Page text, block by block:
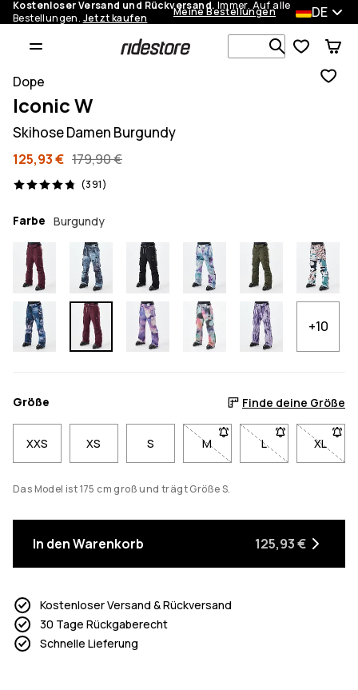
Kostenloser Versand und Rückversand. Immer. Auf alle
Bestellungen. Jetzt kaufen Meine Bestellungen DE
Dope
Iconic W
Skihose Damen Burgundy
125,93 € 179,90 €
(391)
391 Reviews, 4.8/5
Farbe Burgundy
+10
Größe Finde deine Größe
XXS XS S M- Größe M nicht verfügbar.
L- Größe L nicht
XL
-
Das Model ist 175 cm groß und trägt Größe S.
In den Warenkorb 125,93 €
Kostenloser Versand & Rückversand
30 Tage Rückgaberecht
Schnelle Lieferung